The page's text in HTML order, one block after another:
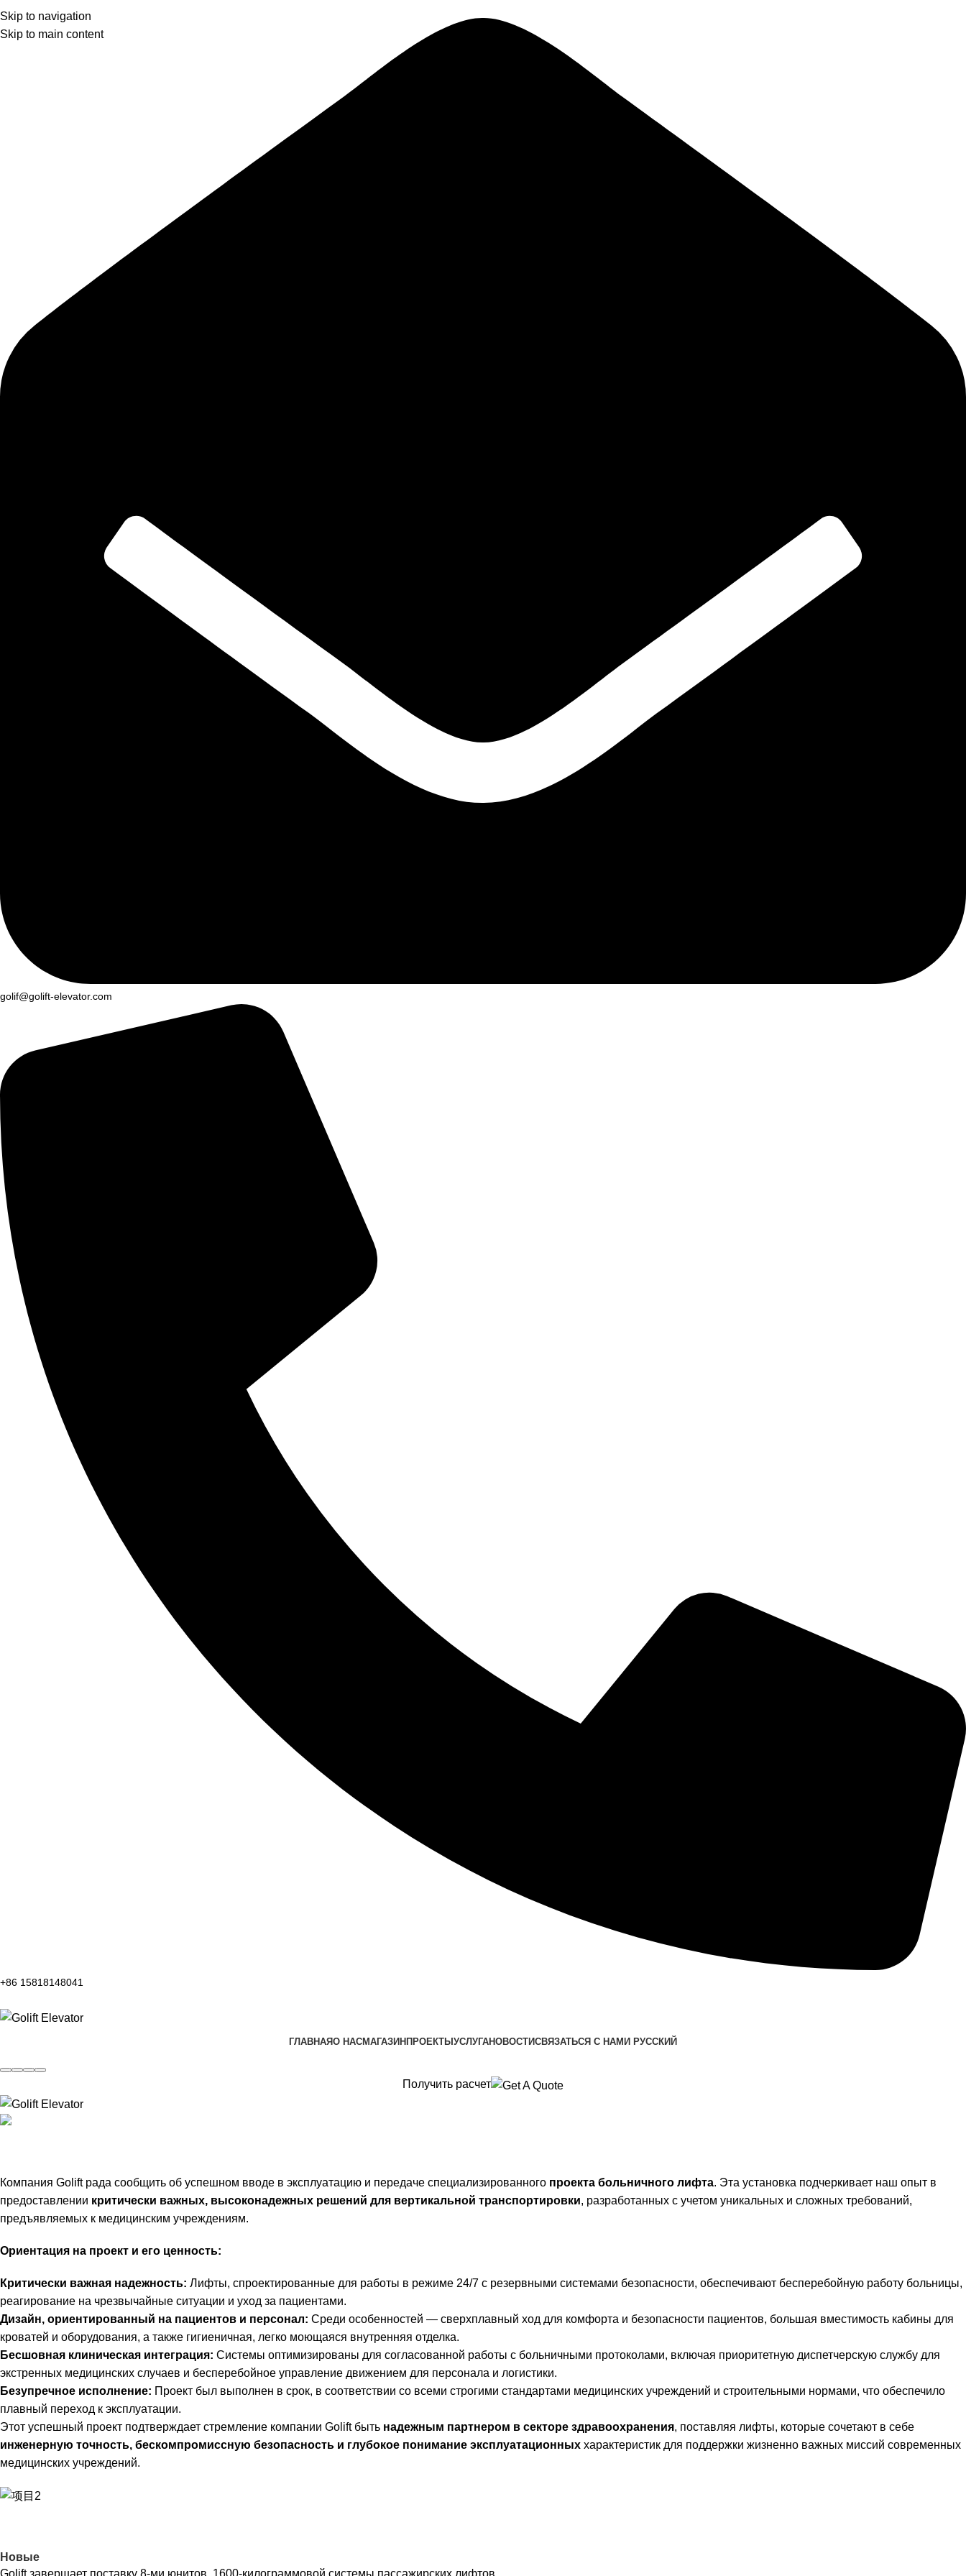
Skip to navigation
Skip to main content
golif@golift-elevator.com
+86 15818148041
ГЛАВНАЯО НАСМАГАЗИН ПРОЕКТЫУСЛУГАНОВОСТИСВЯЗАТЬСЯ С НАМИ РУССКИЙ
Получить расчет
Projects
Компания Golift рада сообщить об успешном вводе в эксплуатацию и передаче специализированного проекта больничного лифта. Эта установка подчеркивает наш опыт в
предоставлении критически важных, высоконадежных решений для вертикальной транспортировки, разработанных с учетом уникальных и сложных требований,
предъявляемых к медицинским учреждениям.
Ориентация на проект и его ценность:
Критически важная надежность: Лифты, спроектированные для работы в режиме 24/7 с резервными системами безопасности, обеспечивают бесперебойную работу больницы,
реагирование на чрезвычайные ситуации и уход за пациентами.
Дизайн, ориентированный на пациентов и персонал: Среди особенностей — сверхплавный ход для комфорта и безопасности пациентов, большая вместимость кабины для
кроватей и оборудования, а также гигиеничная, легко моющаяся внутренняя отделка.
Бесшовная клиническая интеграция: Системы оптимизированы для согласованной работы с больничными протоколами, включая приоритетную диспетчерскую службу для
экстренных медицинских случаев и бесперебойное управление движением для персонала и логистики.
Безупречное исполнение: Проект был выполнен в срок, в соответствии со всеми строгими стандартами медицинских учреждений и строительными нормами, что обеспечило
плавный переход к эксплуатации.
Этот успешный проект подтверждает стремление компании Golift быть надежным партнером в секторе здравоохранения, поставляя лифты, которые сочетают в себе
инженерную точность, бескомпромиссную безопасность и глубокое понимание эксплуатационных характеристик для поддержки жизненно важных миссий современных
медицинских учреждений.
Новые
Golift завершает поставку 8-ми юнитов, 1600-килограммовой системы пассажирских лифтов